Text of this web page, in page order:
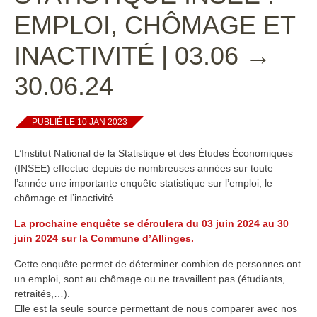
EMPLOI, CHÔMAGE ET
INACTIVITÉ | 03.06 →
30.06.24
PUBLIÉ LE 10 JAN 2023
L’Institut National de la Statistique et des Études Économiques
(INSEE) effectue depuis de nombreuses années sur toute
l’année une importante enquête statistique sur l’emploi, le
chômage et l’inactivité.
La prochaine enquête se déroulera du 03 juin 2024 au 30
juin 2024 sur la Commune d’Allinges.
Cette enquête permet de déterminer combien de personnes ont
un emploi, sont au chômage ou ne travaillent pas (étudiants,
retraités,…).
Elle est la seule source permettant de nous comparer avec nos